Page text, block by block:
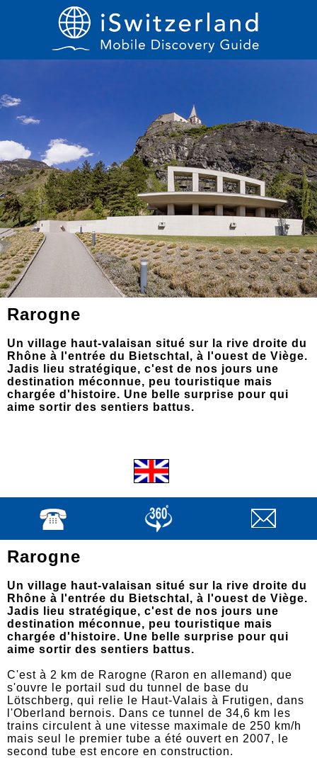
Rarogne
Un village haut-valaisan situé sur la rive droite du
Rhône à l'entrée du Bietschtal, à l'ouest de Viège.
Jadis lieu stratégique, c'est de nos jours une
destination méconnue, peu touristique mais
chargée d'histoire. Une belle surprise pour qui
aime sortir des sentiers battus.
Rarogne
Un village haut-valaisan situé sur la rive droite du
Rhône à l'entrée du Bietschtal, à l'ouest de Viège.
Jadis lieu stratégique, c'est de nos jours une
destination méconnue, peu touristique mais
chargée d'histoire. Une belle surprise pour qui
aime sortir des sentiers battus.
C'est à 2 km de Rarogne (Raron en allemand) que
s'ouvre le portail sud du tunnel de base du
Lötschberg, qui relie le Haut-Valais à Frutigen, dans
l'Oberland bernois. Dans ce tunnel de 34,6 km les
trains circulent à une vitesse maximale de 250 km/h
mais seul le premier tube a été ouvert en 2007, le
second tube est encore en construction.